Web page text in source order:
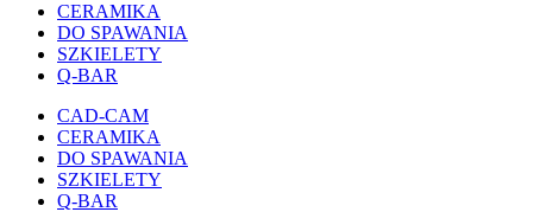
CERAMIKA
DO SPAWANIA
SZKIELETY
Q-BAR
CAD-CAM
CERAMIKA
DO SPAWANIA
SZKIELETY
Q-BAR